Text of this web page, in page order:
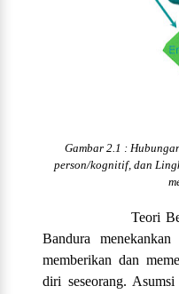
Gambar 2.1 :
person/kognitif, dan
Teori Belajar
Bandura
memberikan dan
diri seseorang.